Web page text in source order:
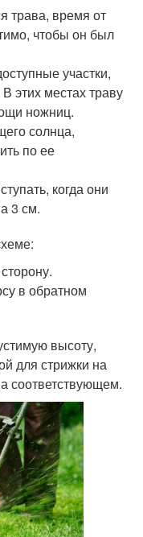
трава, время от
чтобы он был
участки,
этих местах траву
ножниц.
солнца,
по ее
когда они
3 см.
в обратном
высоту,
для стрижки на
соответствующем.